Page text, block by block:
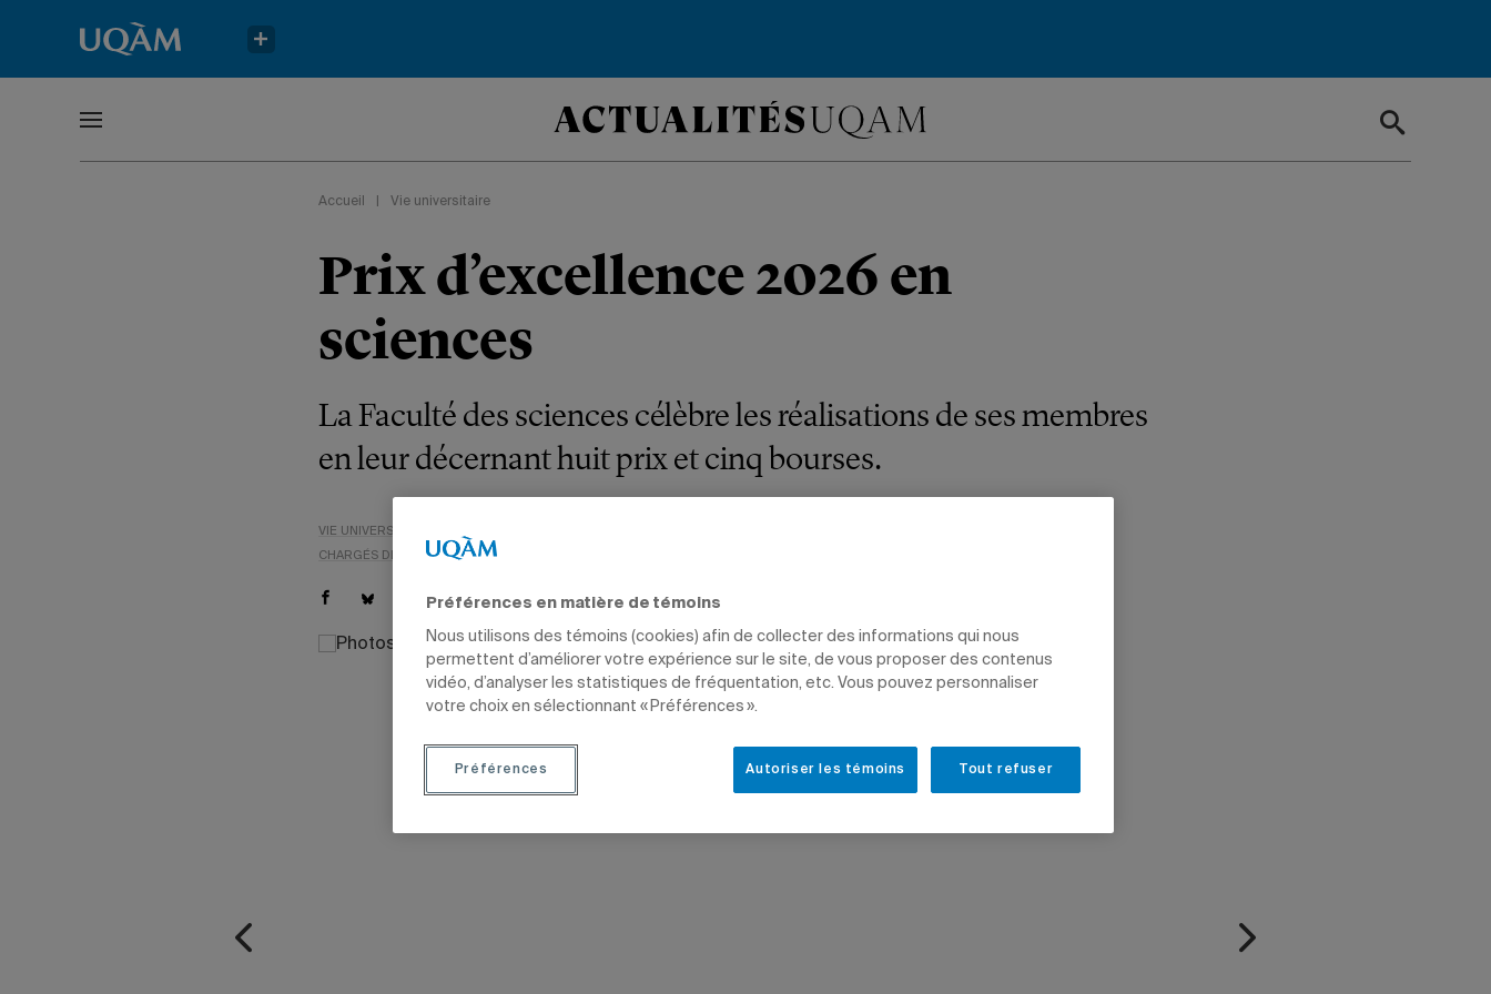
Accueil Vie universitaire
Prix d’excellence 2026 en
sciences
La Faculté des sciences célèbre les réalisations de ses membres
en leur décernant huit prix et cinq bourses.
VIE UNIVERSITAIRE
CHARGÉS DE COURS
EMPLOYÉS
Préférences en matière de témoins
Nous utilisons des témoins (cookies) afin de collecter des informations qui nous
permettent d’améliorer votre expérience sur le site, de vous proposer des contenus
vidéo, d’analyser les statistiques de fréquentation, etc. Vous pouvez personnaliser
votre choix en sélectionnant « Préférences ».
Tout refuser
Autoriser les témoins
Préférences